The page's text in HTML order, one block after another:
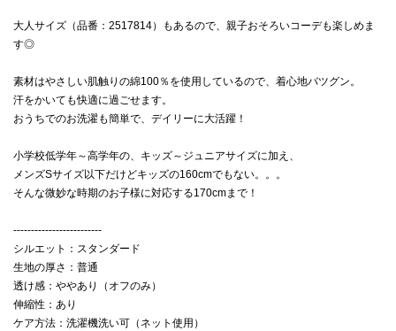
大人サイズ（品番：2517814）もあるので、親子おそろいコーデも楽しめま
す◎
素材はやさしい肌触りの綿100％を使用しているので、着心地バツグン。
汗をかいても快適に過ごせます。
おうちでのお洗濯も簡単で、デイリーに大活躍！
小学校低学年～高学年の、キッズ～ジュニアサイズに加え、
メンズSサイズ以下だけどキッズの160cmでもない。。。
そんな微妙な時期のお子様に対応する170cmまで！
-------------------------
シルエット：スタンダード
生地の厚さ：普通
透け感：ややあり（オフのみ）
伸縮性：あり
ケア方法：洗濯機洗い可（ネット使用）